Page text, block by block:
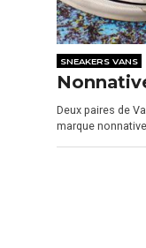
SNEAKERS VANS
Deux paires de
marque